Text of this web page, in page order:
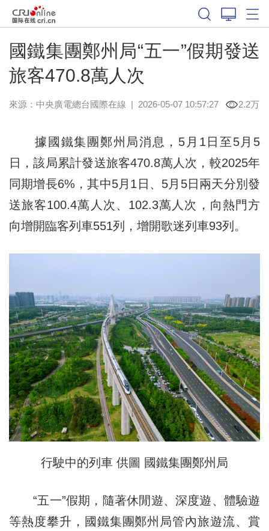
國鐵集團鄭州局“五一”假期發送
旅客470.8萬人次
來源：中央廣電總台國際在線 | 2026-05-07 10:57:27 2.2万
據國鐵集團鄭州局消息，5月1日至5月5
日，該局累計發送旅客470.8萬人次，較2025年
同期增長6%，其中5月1日、5月5日兩天分別發
送旅客100.4萬人次、102.3萬人次，向熱門方
向增開臨客列車551列，增開歌迷列車93列。
行駛中的列車 供圖 國鐵集團鄭州局
“五一”假期，隨著休閒遊、深度遊、體驗遊
等熱度攀升，國鐵集團鄭州局管內旅遊流、賞